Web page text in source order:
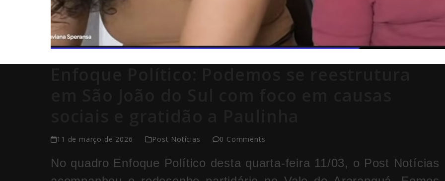
11 de março de 2026 Post Notícias 0 Comments
No quadro Enfoque Político desta quarta-feira 11/03, o Post Notícias